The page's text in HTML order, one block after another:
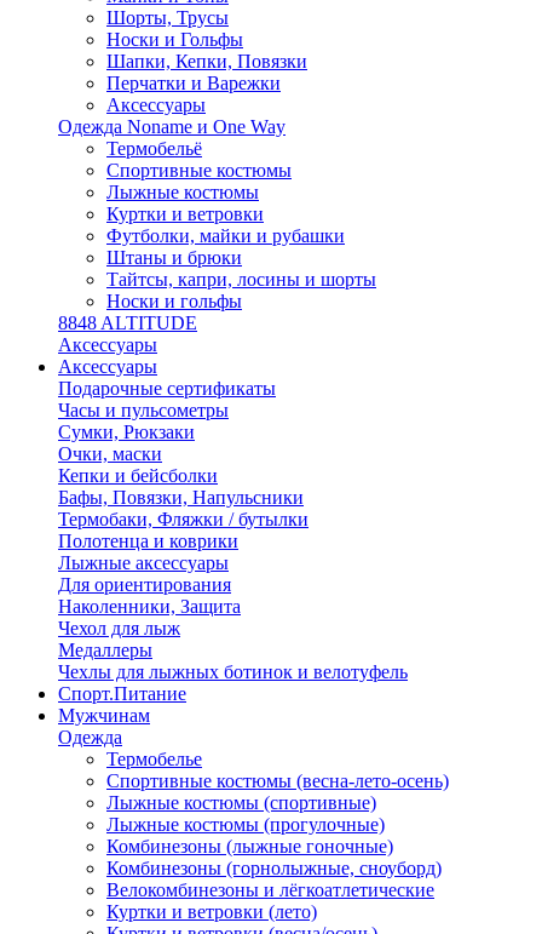
Шорты, Трусы
Носки и Гольфы
Шапки, Кепки, Повязки
Перчатки и Варежки
Аксессуары
Одежда Noname и One Way
Термобельё
Спортивные костюмы
Лыжные костюмы
Куртки и ветровки
Футболки, майки и рубашки
Штаны и брюки
Тайтсы, капри, лосины и шорты
Носки и гольфы
8848 ALTITUDE
Аксессуары
Аксессуары
Подарочные сертификаты
Часы и пульсометры
Сумки, Рюкзаки
Очки, маски
Кепки и бейсболки
Бафы, Повязки, Напульсники
Термобаки, Фляжки / бутылки
Полотенца и коврики
Лыжные аксессуары
Для ориентирования
Наколенники, Защита
Чехол для лыж
Медаллеры
Чехлы для лыжных ботинок и велотуфель
Спорт.Питание
Мужчинам
Одежда
Термобелье
Спортивные костюмы (весна-лето-осень)
Лыжные костюмы (спортивные)
Лыжные костюмы (прогулочные)
Комбинезоны (лыжные гоночные)
Комбинезоны (горнолыжные, сноуборд)
Велокомбинезоны и лёгкоатлетические
Куртки и ветровки (лето)